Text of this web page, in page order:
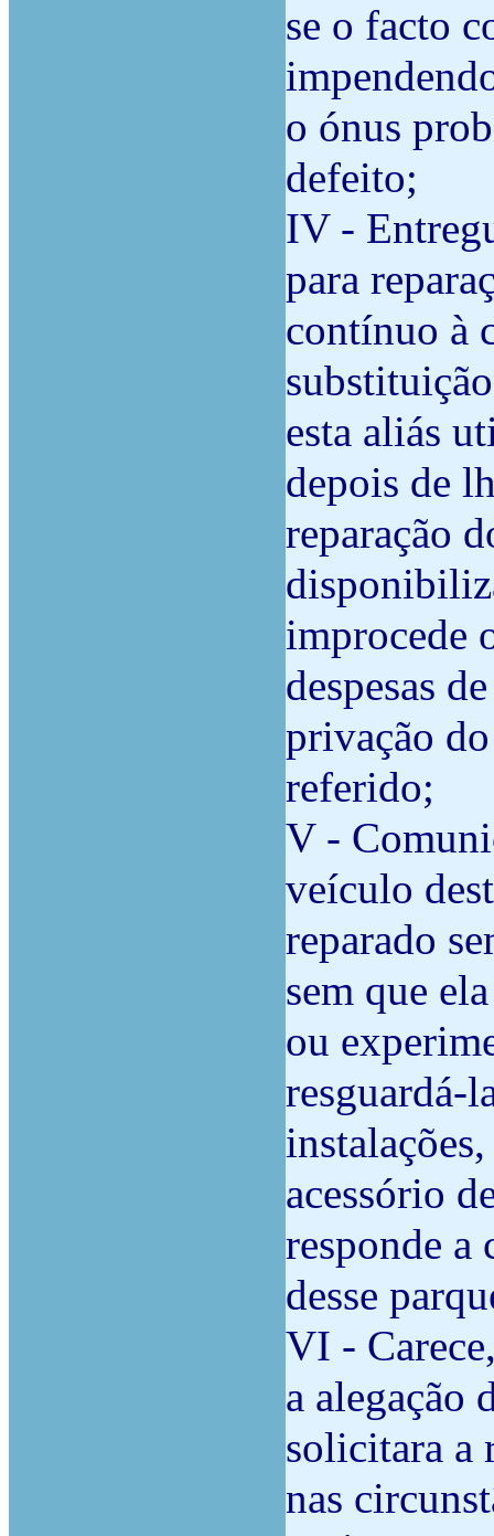
se o facto
o ónus
defeito;
IV -
para
contínuo à
esta aliás
depois de
reparação
improcede
despesas
privação
referido;
V -
veículo
reparado
sem que
ou
resguardá-
acessório
responde a
desse
VI -
a alegação
solicitara a
nas